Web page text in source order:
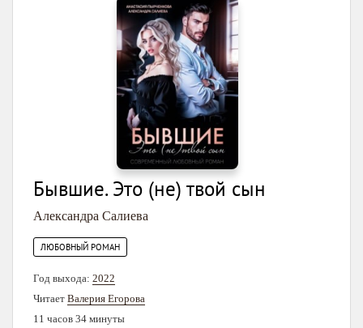
Бывшие. Это (не) твой сын
Александра Салиева
ЛЮБОВНЫЙ РОМАН
Год выхода: 2022
Читает Валерия Егорова
11 часов 34 минуты